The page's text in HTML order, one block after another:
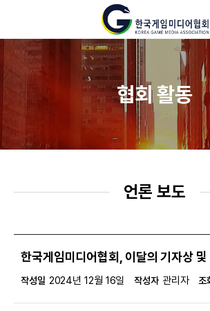
협회 활동
언론 보도
한국게임미디어협회, 이달의 기자상
작성일 2024년 12월 16일 작성자 관리자 조